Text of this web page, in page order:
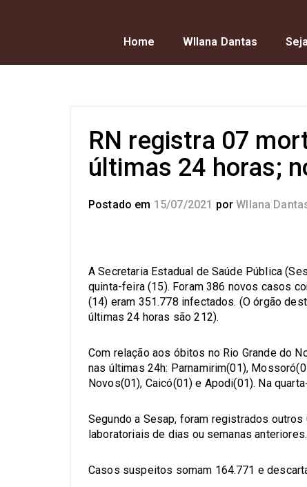
Home Wllana Dantas
RN registra 07
últimas 24 horas;
Postado em 15/07/2021 por Wllana
A Secretaria Estadual de Saúde Pública
quinta-feira (15). Foram 386 novos casos
(14) eram 351.778 infectados. (O órgão
últimas 24 horas são 212).
Com relação aos óbitos no Rio Grande do
nas últimas 24h: Parnamirim(01),
Novos(01), Caicó(01) e Apodi(01). Na
Segundo a Sesap, foram registrados
laboratoriais de dias ou semanas
Casos suspeitos somam 164.771 e